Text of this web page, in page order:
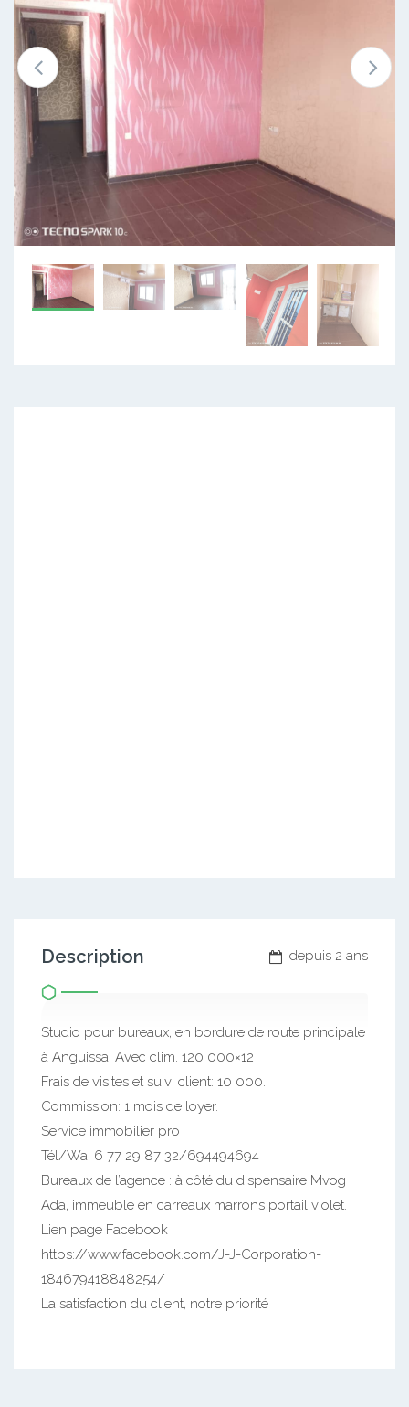
depuis 2 ans
Description
Studio pour bureaux, en bordure de route principale
à Anguissa. Avec clim. 120 000×12
Frais de visites et suivi client: 10 000.
Commission: 1 mois de loyer.
Service immobilier pro
Tél/Wa: 6 77 29 87 32/694494694
Bureaux de l’agence : à côté du dispensaire Mvog
Ada, immeuble en carreaux marrons portail violet.
Lien page Facebook :
https://www.facebook.com/J-J-Corporation-
184679418848254/
La satisfaction du client, notre priorité